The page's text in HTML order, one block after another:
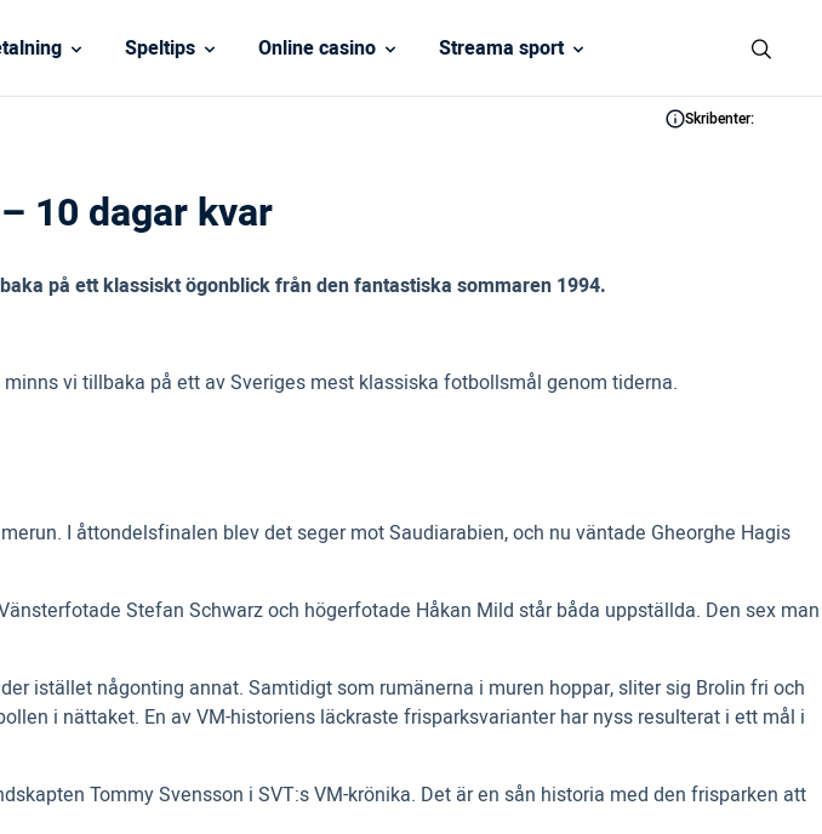
Speltips Online casino Streama sport
Skribenter:
10 dagar kvar
på ett klassiskt ögonblick från den fantastiska sommaren 1994.
vi tillbaka på ett av Sveriges mest klassiska fotbollsmål genom tiderna.
I åttondelsfinalen blev det seger mot Saudiarabien, och nu väntade Gheorghe Hagis
Stefan Schwarz och högerfotade Håkan Mild står båda uppställda. Den sex man
istället någonting annat. Samtidigt som rumänerna i muren hoppar, sliter sig Brolin fri och
i nättaket. En av VM-historiens läckraste frisparksvarianter har nyss resulterat i ett mål i
Tommy Svensson i SVT:s VM-krönika. Det är en sån historia med den frisparken att